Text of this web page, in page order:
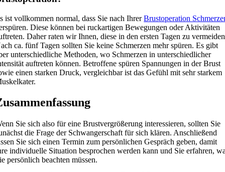
ist vollkommen normal, dass Sie nach IhrerBrustoperation
Diese können bei ruckartigen Bewegungen oder Aktivitäten
Daher raten wir Ihnen, diese in den ersten Tagen zu
ca. fünf Tagen sollten Sie keine Schmerzen mehr spüren. Es gibt
unterschiedliche Methoden, wo Schmerzen in unterschiedlicher
auftreten können. Betroffene spüren Spannungen in der Brust
einen starken Druck, vergleichbar ist das Gefühl mit sehr starkem
Sie sich also für eine Brustvergrößerung interessieren, sollten Sie
die Frage der Schwangerschaft für sich klären. Anschließend
Sie sich einen Termin zum persönlichen Gespräch geben, damit
individuelle Situation besprochen werden kann und Sie erfahren,
persönlich beachten müssen.